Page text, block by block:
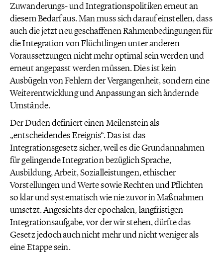
Zuwanderungs- und Integrationspolitiken erneut an
diesem Bedarf aus. Man muss sich darauf einstellen, dass
auch die jetzt neu geschaffenen Rahmenbedingungen für
die Integration von Flüchtlingen unter anderen
Voraussetzungen nicht mehr optimal sein werden und
erneut angepasst werden müssen. Dies ist kein
Ausbügeln von Fehlern der Vergangenheit, sondern eine
Weiterentwicklung und Anpassung an sich ändernde
Umstände.
Der Duden definiert einen Meilenstein als
„entscheidendes Ereignis“. Das ist das
Integrationsgesetz sicher, weil es die Grundannahmen
für gelingende Integration bezüglich Sprache,
Ausbildung, Arbeit, Sozialleistungen, ethischer
Vorstellungen und Werte sowie Rechten und Pflichten
so klar und systematisch wie nie zuvor in Maßnahmen
umsetzt. Angesichts der epochalen, langfristigen
Integrationsaufgabe, vor der wir stehen, dürfte das
Gesetz jedoch auch nicht mehr und nicht weniger als
eine Etappe sein.